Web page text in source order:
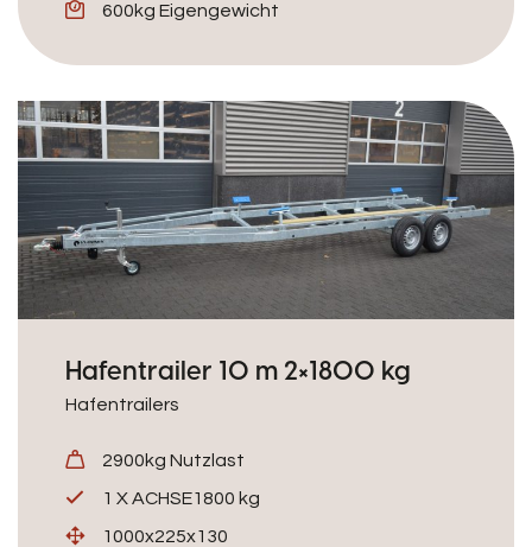
600kg Eigengewicht
Hafentrailer 10 m 2×1800 kg
Hafentrailers
2900kg Nutzlast
1 X ACHSE1800 kg
1000x225x130